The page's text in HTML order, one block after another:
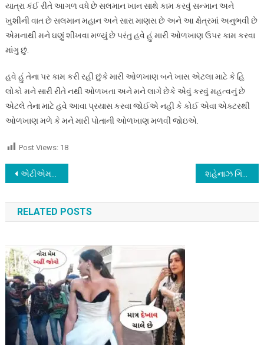
યાત્રા કંઈ રીતે આગળ વધે છે સલમાન ખાન સાથે કામ કરવું સન્માન અને
ખુશીની વાત છે સલમાન મહાન અને સારા માણસ છે અને આ ક્ષેત્રમાં અનુભવી છે
એમનાથી મને ઘણું શીખવા મળ્યું છે પરંતુ હવે હું મારી ઓળખાણ ઉપર કામ કરવા
માંગુ છું.
હવે હું તેના પર કામ કરી રહી છુંકે મારી ઓળખાણ બને ખાસ એટલા માટે કે હિ
લોકો મને સારી રીતે નથી ઓળખતા અને મને લાગે છેકે એવું કરવું મહત્વનું છે
એટલે તેના માટે હવે આવા પ્રયાસ કરવા જોઈએ નહી કે કોઈ એવા એક્ટરથી
ઓળખાણ મળે કે મને મારી પોતાની ઓળખાણ મળવી જોઇએ.
Post Views: 18
Post
navigation
એટીએમમાં એક સમયે ગાર્ડની નિકરી કરતા નવાઝુદ્દીન સિદ્દીકીએ ખરીદ્યું કરોડોનું આલીશાન ઘર…
RELATED POSTS